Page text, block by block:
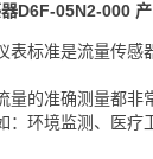
D6F-05N2-000 产
表标准是流量传感
量的准确测量都非
：环境监测、医疗